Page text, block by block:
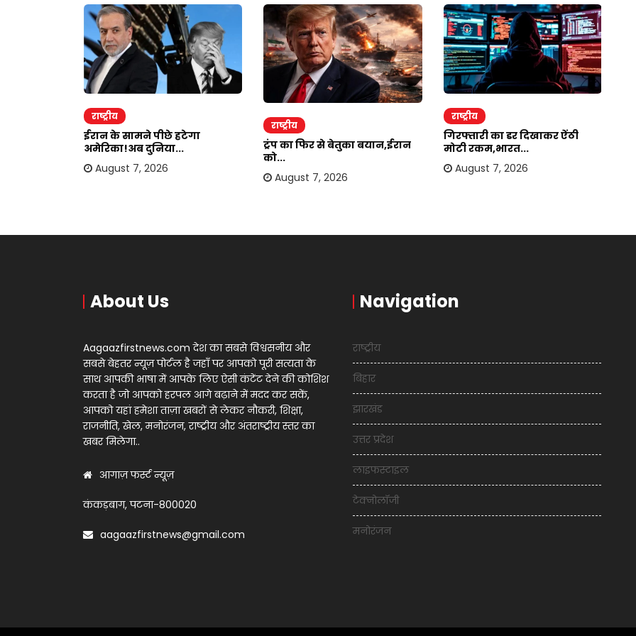
राष्ट्रीय
ईरान के सामने पीछे हटेगा
अमेरिका!अब दुनिया...
August 7, 2026
राष्ट्रीय
ट्रंप का फिर से बेतुका बयान,ईरान
को...
August 7, 2026
राष्ट्रीय
गिरफ्तारी का डर दिखाकर ऐंठी
मोटी रकम,भारत...
August 7, 2026
About Us
Aagaazfirstnews.com देश का सबसे विश्वसनीय और
सबसे बेहतर न्यूज़ पोर्टल है जहाँ पर आपको पूरी सत्यता के
साथ आपकी भाषा में आपके लिए ऐसी कंटेंट देने की कोशिश
करता है जो आपको हरपल आगे बढ़ाने में मदद कर सकें,
आपको यहां हमेशा ताज़ा खबरों से लेकर नौकरी, शिक्षा,
राजनीति, खेल, मनोरंजन, राष्ट्रीय और अंतराष्ट्रीय स्तर का
खबर मिलेगा..
आगाज़ फर्स्ट न्यूज़
कंकड़बाग, पटना-800020
aagaazfirstnews@gmail.com
Navigation
राष्ट्रीय
बिहार
झारखंड
उत्तर प्रदेश
लाइफस्टाइल
टेक्नोलॉजी
मनोरंजन